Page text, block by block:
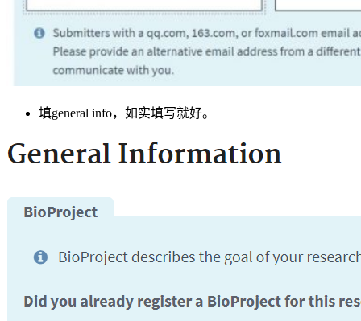
填general info，如实填写就好。